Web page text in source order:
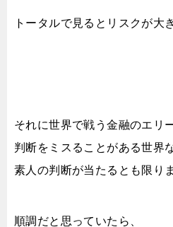
トータルで見るとリスクが大
それに世界で戦う金融のエリ
判断をミスることがある世界
素人の判断が当たるとも限り
順調だと思っていたら、